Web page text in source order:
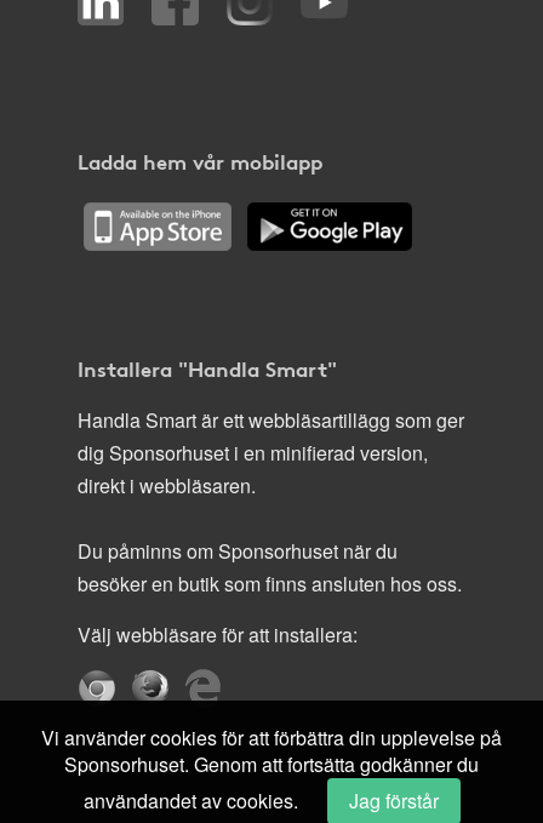
Ladda hem vår mobilapp
Installera "Handla Smart"
Handla Smart är ett webbläsartillägg som ger
dig Sponsorhuset i en minifierad version,
direkt i webbläsaren.
Du påminns om Sponsorhuset när du
besöker en butik som finns ansluten hos oss.
Välj webbläsare för att installera:
Vi använder cookies för att förbättra din upplevelse på
Sponsorhuset. Genom att fortsätta godkänner du
användandet av cookies.
Jag förstår